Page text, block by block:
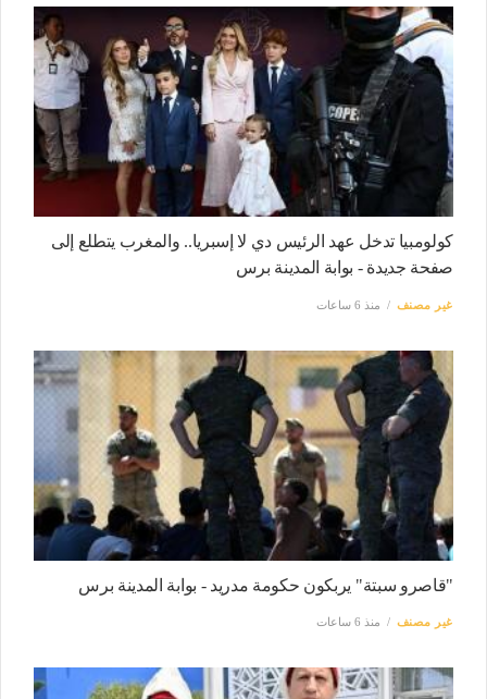
كولومبيا تدخل عهد الرئيس دي لا إسبريا.. والمغرب يتطلع إلى
صفحة جديدة - بوابة المدينة برس
غير مصنف منذ 6 ساعات
"قاصرو سبتة" يربكون حكومة مدريد - بوابة المدينة برس
غير مصنف منذ 6 ساعات